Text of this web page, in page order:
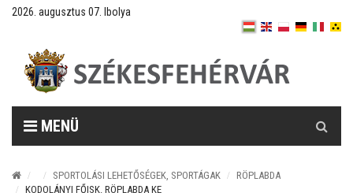
2026. augusztus 07. Ibolya
MENÜ
SPORTOLÁSI LEHETŐSÉGEK, SPORTÁGAK
RÖPLABDA
KODOLÁNYI FŐISK. RÖPLABDA KE